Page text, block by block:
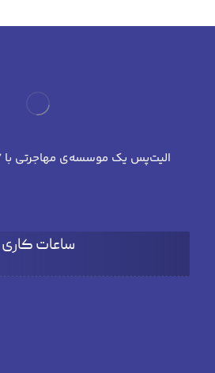
الیت‌پس یک موسسه‌ی مهاجرتی با 7 سال سابقه است.
ساعات کاری